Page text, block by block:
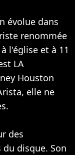
évolue dans
renommée
l'église et à 11
LA
Houston
elle ne
des
disque. Son